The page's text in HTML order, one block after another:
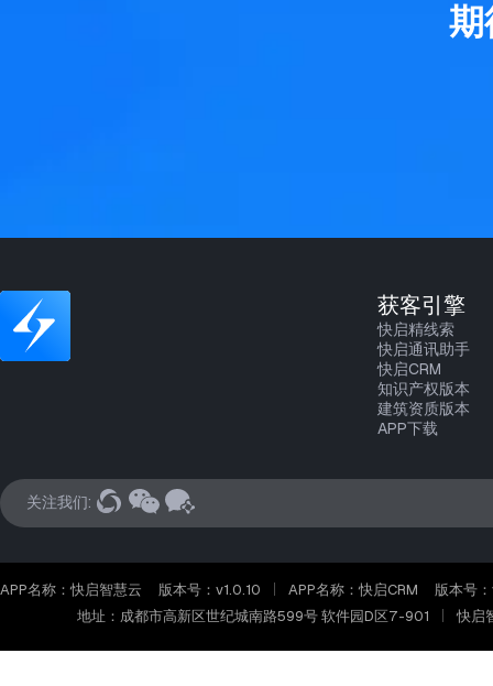
期
获客引擎
快启精线索
快启通讯助手
快启CRM
知识产权版本
建筑资质版本
APP下载
关注我们:
APP名称：快启智慧云 版本号：v1.0.10 APP名称：快启CRM
版本号
地址：成都市高新区世纪城南路599号 软件园D区7-901
快启